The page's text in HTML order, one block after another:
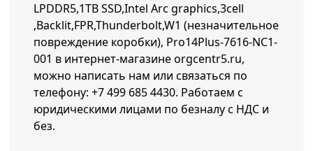
LPDDR5,1TB SSD,Intel Arc graphics,3cell
,Backlit,FPR,Thunderbolt,W1 (незначительное
повреждение коробки), Pro14Plus-7616-NC1-
001 в интернет-магазине orgcentr5.ru,
можно написать нам или связаться по
телефону: +7 499 685 4430. Работаем с
юридическими лицами по безналу с НДС и
без.